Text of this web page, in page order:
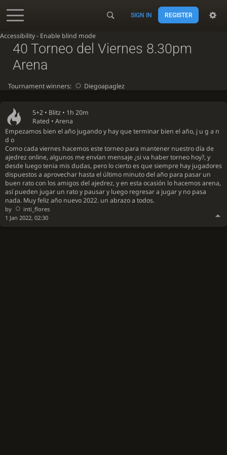
Accessibility - Enable blind mode
SIGN IN REGISTER
5+2 • Blitz • 1h 20m
Rated • Arena
Empezamos bien el año jugando y hay que terminar bien el año, j u g a n
d o
Como cada viernes hacemos este torneo para mantener nuestro día de
ajedrez online, algunos me envían mensaje ¿si va haber torneo hoy?, y
desde luego tenia mis dudas, pero lo cierto es que siempre hay jugadores
dispuestos a aprovechar hasta el último minuto del año para pasar un
buen rato con los amigos del ajedrez, y en esta ocasión lo hacemos arena,
así pueden jugar un rato y pausar y luego regresar a jugar y no pasa
nada. Muy feliz año nuevo 2022. un abrazo a todos.
by
inti_flores
1 Jan 2022, 02:30
40 Torneo del Viernes 8.30pm
Arena
Tournament winners: Diegoapaglez